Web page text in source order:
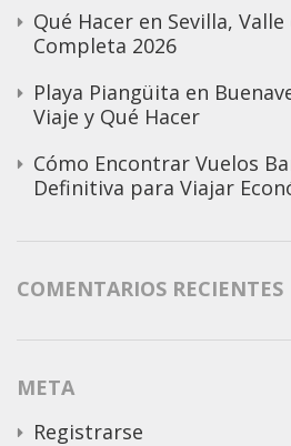
Qué Hacer en Sevilla, Valle
Completa 2026
Playa Piangüita en
Viaje y Qué Hacer
Cómo Encontrar Vuelos
Definitiva para Viajar
COMENTARIOS RECIENTES
META
Registrarse